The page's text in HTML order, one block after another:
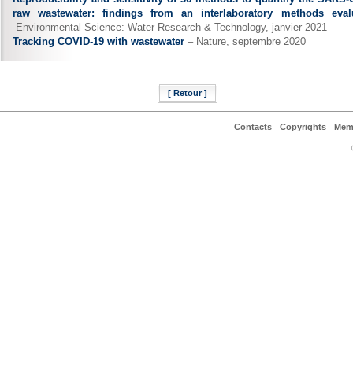
raw wastewater: findings from an interlaboratory methods
Environmental Science: Water Research & Technology, janvier 2021
Tracking COVID-19 with wastewater – Nature, septembre 2020
[ Retour ]
Contacts Copyrights